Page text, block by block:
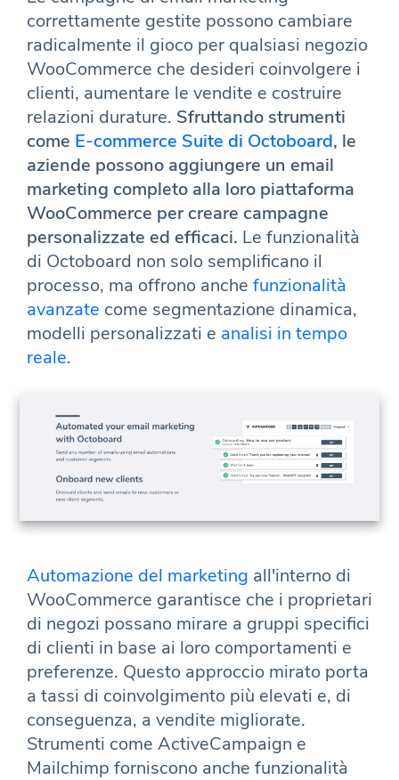
correttamente gestite possono cambiare
radicalmente il gioco per qualsiasi negozio
WooCommerce che desideri coinvolgere i
clienti, aumentare le vendite e costruire
relazioni durature. Sfruttando strumenti
come E-commerce Suite di Octoboard, le
aziende possono aggiungere un email
marketing completo alla loro piattaforma
WooCommerce per creare campagne
personalizzate ed efficaci. Le funzionalità
di Octoboard non solo semplificano il
processo, ma offrono anche funzionalità
avanzate come segmentazione dinamica,
modelli personalizzati e analisi in tempo
reale.
Automazione del marketing all'interno di
WooCommerce garantisce che i proprietari
di negozi possano mirare a gruppi specifici
di clienti in base ai loro comportamenti e
preferenze. Questo approccio mirato porta
a tassi di coinvolgimento più elevati e, di
conseguenza, a vendite migliorate.
Strumenti come ActiveCampaign e
Mailchimp forniscono anche funzionalità